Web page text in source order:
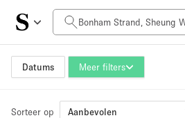
Datums Meer filters
Prijs per dag
HK$0
Grootte ruimte
Sorteer op Aanbevolen